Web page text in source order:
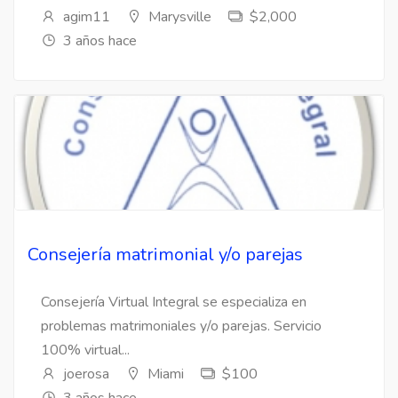
agim11
Marysville
$2,000
3 años hace
Consejería matrimonial y/o parejas
Consejería Virtual Integral se especializa en
problemas matrimoniales y/o parejas. Servicio
100% virtual...
joerosa
Miami
$100